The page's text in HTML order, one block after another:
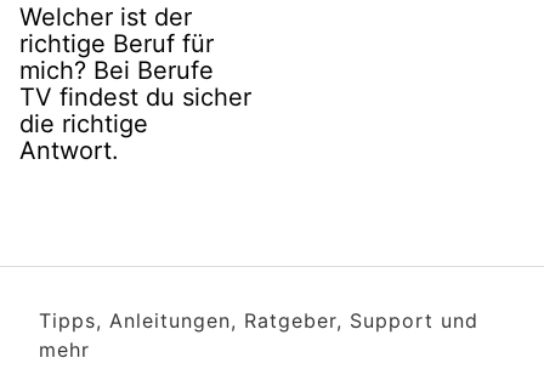
Welcher ist der
richtige Beruf für
mich? Bei Berufe
TV findest du sicher
die richtige
Antwort.
Tipps, Anleitungen, Ratgeber, Support und
mehr